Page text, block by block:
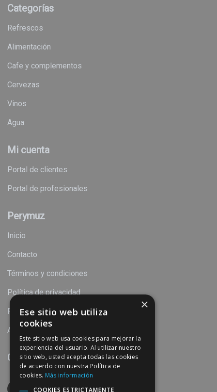
Categorías
refrescos
alimentación
cafe y complementos
cervezas
vinos
agua
Mi cuenta
Portal de clientes
Portal de profesionales
Perymuz
Inicio
Contacto
Términos y condiciones
Política de privacidad
Política de cookies
Aviso legal
Contacto
×
Ese sitio web utiliza
cookies
Este sitio web usa cookies para mejorar la
experiencia del usuario. Al utilizar nuestro
sitio web, usted acepta todas las cookies
de acuerdo con nuestra Política de
cookies. Más información
COOKIES ESTRICTAMENTE